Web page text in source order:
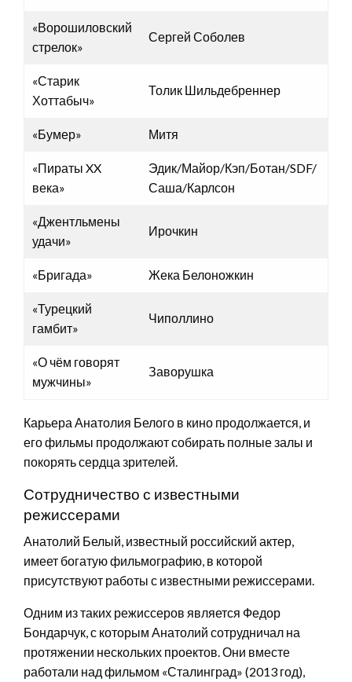
«Ворошиловский
стрелок»
Сергей Соболев
«Старик
Хоттабыч»
Толик Шильдебреннер
«Бумер» Митя
«Пираты XX
века»
Эдик/Майор/Кэп/Ботан/SDF/
Саша/Карлсон
«Джентльмены
удачи»
Ирочкин
«Бригада» Жека Белоножкин
«Турецкий
гамбит»
Чиполлино
«О чём говорят
мужчины»
Заворушка
Карьера Анатолия Белого в кино продолжается, и
его фильмы продолжают собирать полные залы и
покорять сердца зрителей.
Сотрудничество с известными
режиссерами
Анатолий Белый, известный российский актер,
имеет богатую фильмографию, в которой
присутствуют работы с известными режиссерами.
Одним из таких режиссеров является Федор
Бондарчук, с которым Анатолий сотрудничал на
протяжении нескольких проектов. Они вместе
работали над фильмом «Сталинград» (2013 год),